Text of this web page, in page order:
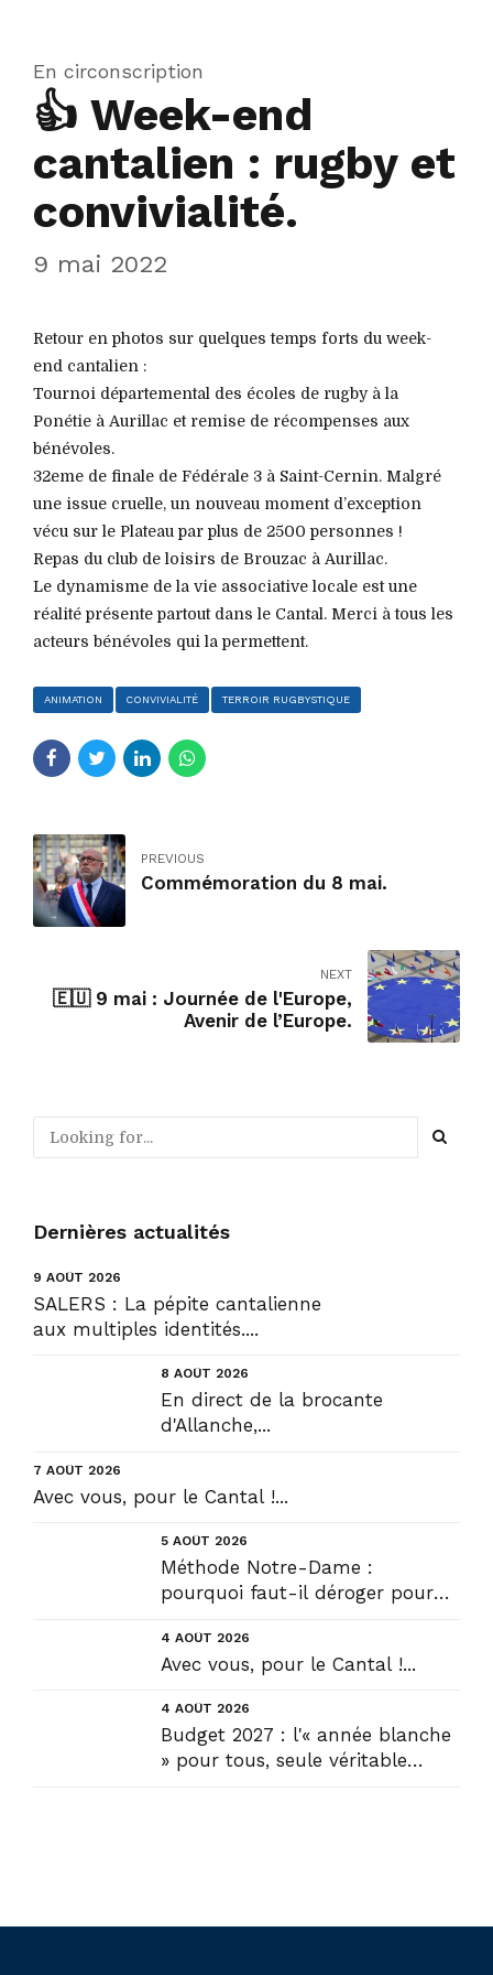
En circonscription
👍 Week-end
cantalien : rugby et
convivialité.
9 mai 2022
Retour en photos sur quelques temps forts du week-
end cantalien :
Tournoi départemental des écoles de rugby à la
Ponétie à Aurillac et remise de récompenses aux
bénévoles.
32eme de finale de Fédérale 3 à Saint-Cernin. Malgré
une issue cruelle, un nouveau moment d’exception
vécu sur le Plateau par plus de 2500 personnes !
Repas du club de loisirs de Brouzac à Aurillac.
Le dynamisme de la vie associative locale est une
réalité présente partout dans le Cantal. Merci à tous les
acteurs bénévoles qui la permettent.
ANIMATION CONVIVIALITÉ TERROIR RUGBYSTIQUE
PREVIOUS
Commémoration du 8 mai.
NEXT
🇪🇺 9 mai : Journée de l'Europe,
Avenir de l’Europe.
Dernières actualités
9 AOÛT 2026
SALERS : La pépite cantalienne
aux multiples identités....
8 AOÛT 2026
En direct de la brocante
d'Allanche,...
7 AOÛT 2026
Avec vous, pour le Cantal !...
5 AOÛT 2026
Méthode Notre-Dame :
pourquoi faut-il déroger pour
4 AOÛT 2026
Avec vous, pour le Cantal !...
4 AOÛT 2026
Budget 2027 : l'« année blanche
» pour tous, seule véritable